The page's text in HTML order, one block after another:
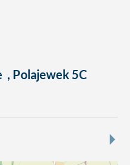
, Polajewek 5C